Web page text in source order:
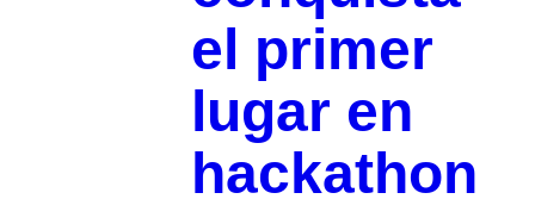
el primer
lugar en
hackathon